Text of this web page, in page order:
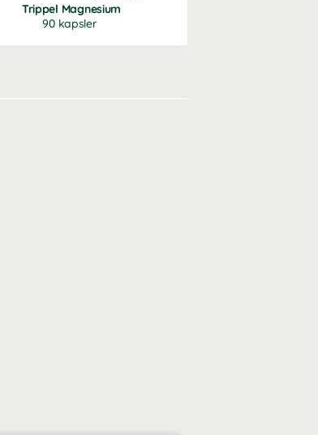
Trippel Magnesium
90 kapsler